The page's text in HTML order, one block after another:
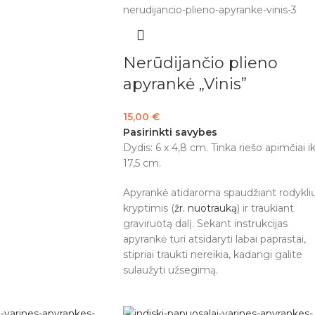
Nerūdijančio plieno
apyrankė „Vinis”
15,00 €
Pasirinkti savybes
Dydis: 6 x 4,8 cm. Tinka riešo apimčiai
17,5 cm.
Apyrankė atidaroma spaudžiant
kryptimis (žr. nuotrauką) ir traukiant
graviruotą dalį. Sekant instrukcijas
apyrankė turi atsidaryti labai paprastai,
stipriai traukti nereikia, kadangi galite
sulaužyti užsegimą.